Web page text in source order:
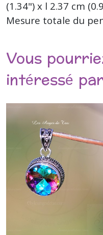
(1.34") x l 2.37 cm
Mesure totale du
Vous
intéressé